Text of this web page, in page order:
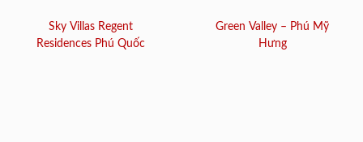
Sky Villas Regent
Residences Phú Quốc
Green Valley – Phú Mỹ
Hưng